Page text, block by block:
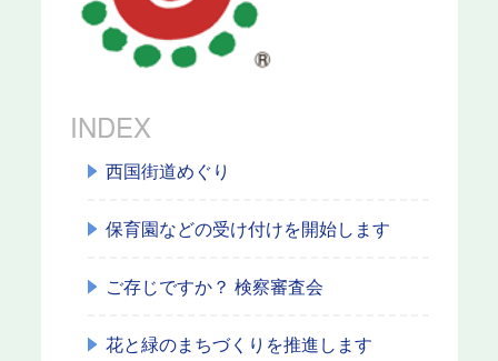
INDEX
西国街道めぐり
保育園などの受け付けを開始します
ご存じですか？ 検察審査会
花と緑のまちづくりを推進します